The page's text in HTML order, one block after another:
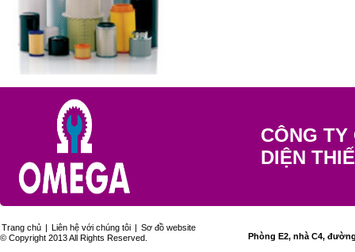
CÔNG
DIỆN
Trang chủ | Liên hệ với chúng tôi | Sơ đồ website
© Copyright 2013 All Rights Reserved.
Phòng E2, nhà C4,